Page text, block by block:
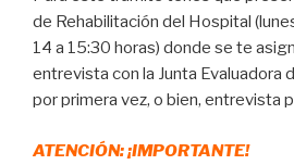
de Rehabilitación del Hospital
14 a 15:30 horas) donde se te
entrevista con la Junta Evaluadora
por primera vez, o bien, entrevista
ATENCIÓN: ¡IMPORTANTE!